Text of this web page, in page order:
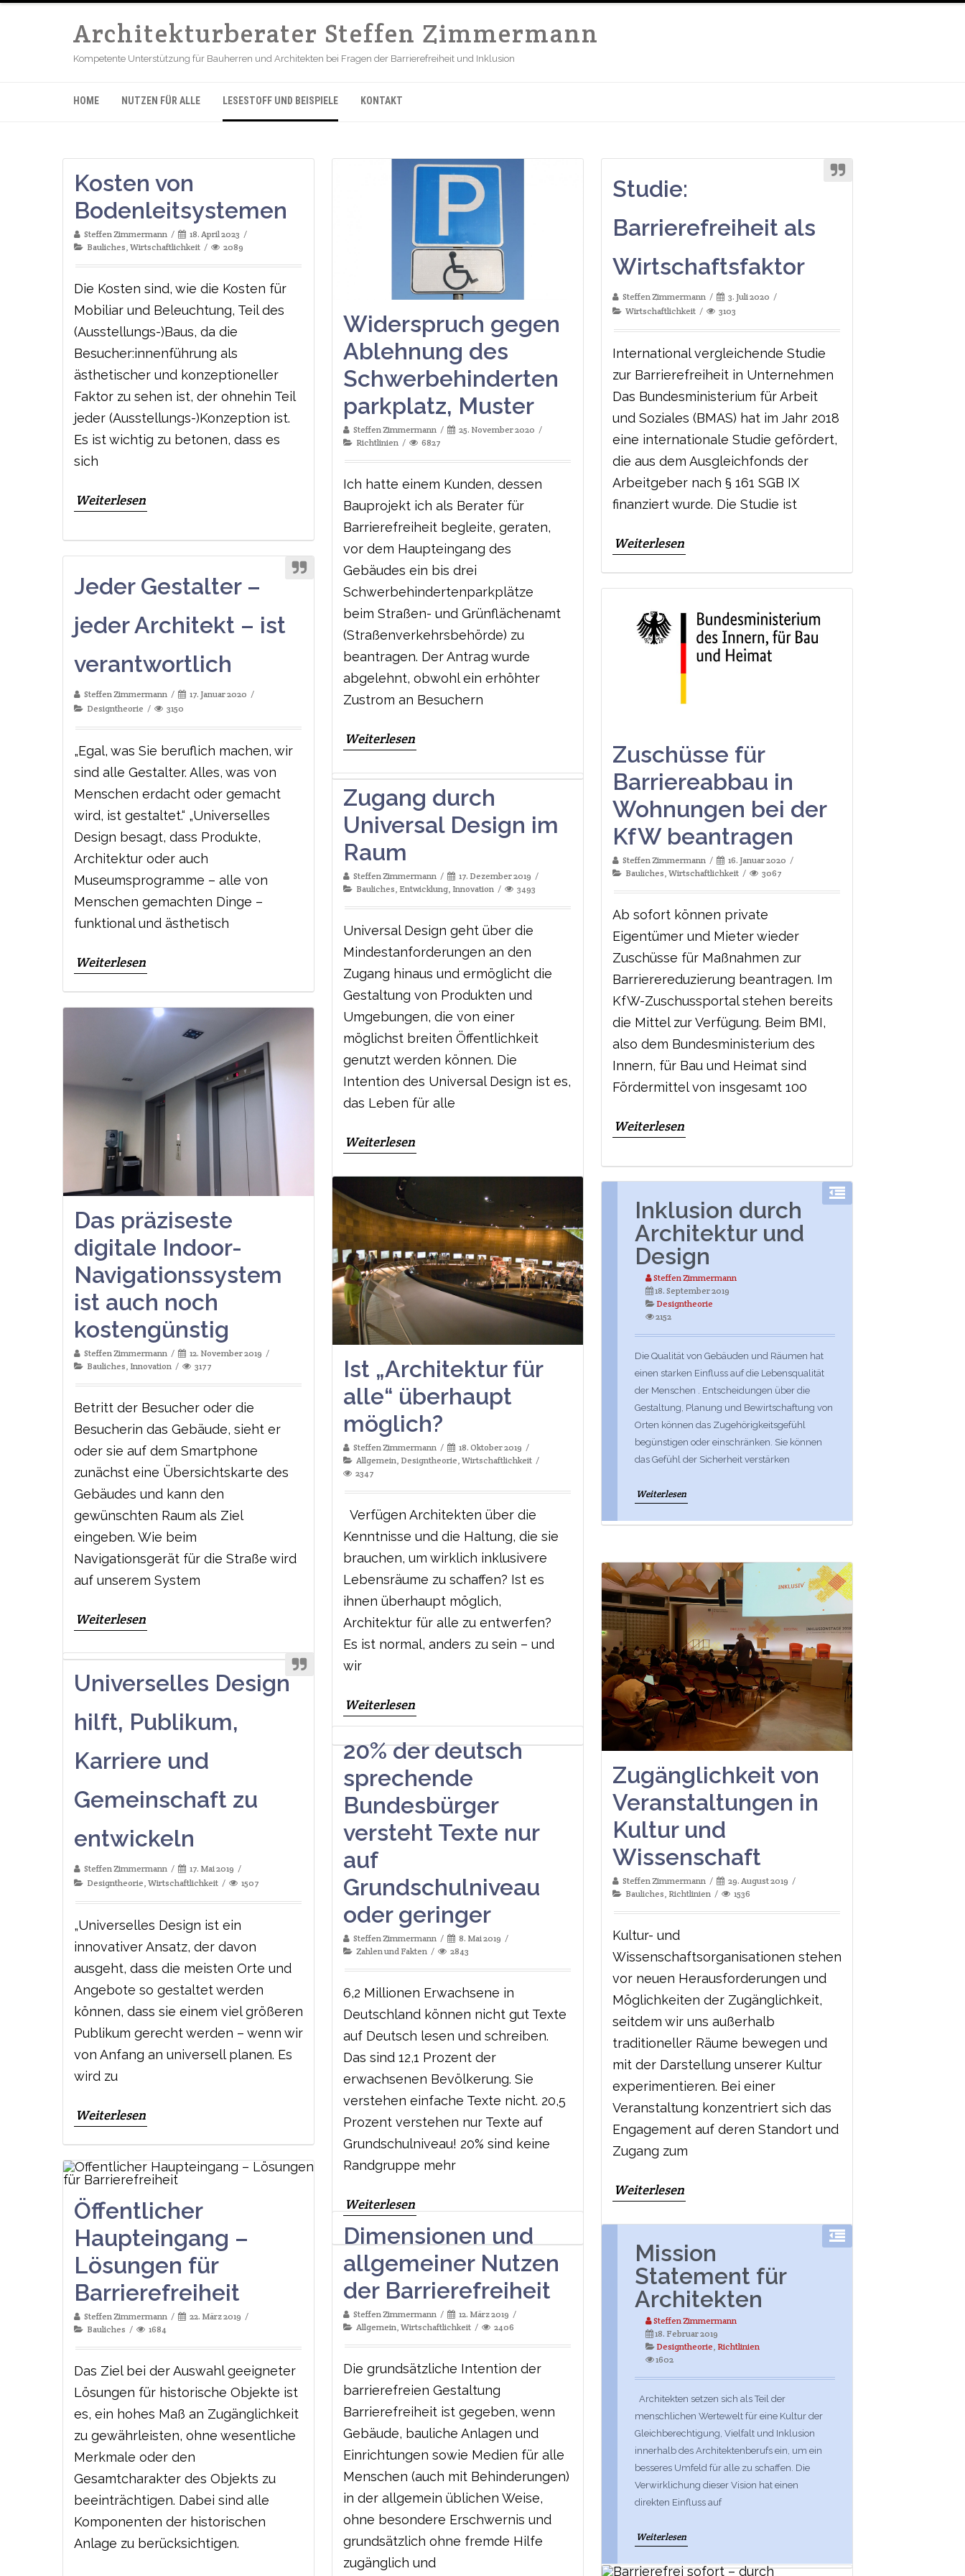
Architekturberater Steffen Zimmermann
Kompetente Unterstützung für Bauherren und Architekten bei Fragen der Barrierefreiheit und Inklusion
HOME NUTZEN FÜR ALLE LESESTOFF UND BEISPIELE KONTAKT
Kosten von
Bodenleitsystemen
Steffen Zimmermann
18. April 2023
Bauliches, Wirtschaftlichkeit 2089
Die Kosten sind, wie die Kosten für
Mobiliar und Beleuchtung, Teil des
(Ausstellungs-)Baus, da die
Besucher:innenführung als
ästhetischer und konzeptioneller
Faktor zu sehen ist, der ohnehin Teil
jeder (Ausstellungs-)Konzeption ist.
Es ist wichtig zu betonen, dass es
sich
Weiterlesen
Widerspruch gegen
Ablehnung des
Schwerbehinderten
parkplatz, Muster
Steffen Zimmermann
25. November 2020
Richtlinien
6827
Ich hatte einem Kunden, dessen
Bauprojekt ich als Berater für
Barrierefreiheit begleite, geraten,
vor dem Haupteingang des
Gebäudes ein bis drei
Schwerbehindertenparkplätze
beim Straßen- und Grünflächenamt
(Straßenverkehrsbehörde) zu
beantragen. Der Antrag wurde
abgelehnt, obwohl ein erhöhter
Zustrom an Besuchern
Weiterlesen
Studie:
Barrierefreiheit als
Wirtschaftsfaktor
Steffen Zimmermann
3. Juli 2020
Wirtschaftlichkeit
3103
International vergleichende Studie
zur Barrierefreiheit in Unternehmen
Das Bundesministerium für Arbeit
und Soziales (BMAS) hat im Jahr 2018
eine internationale Studie gefördert,
die aus dem Ausgleichfonds der
Arbeitgeber nach § 161 SGB IX
finanziert wurde. Die Studie ist
Weiterlesen
Jeder Gestalter –
jeder Architekt – ist
verantwortlich
Steffen Zimmermann
17. Januar 2020
Designtheorie
3150
„Egal, was Sie beruflich machen, wir
sind alle Gestalter. Alles, was von
Menschen erdacht oder gemacht
wird, ist gestaltet.“ „Universelles
Design besagt, dass Produkte,
Architektur oder auch
Museumsprogramme – alle von
Menschen gemachten Dinge –
funktional und ästhetisch
Weiterlesen
Zuschüsse für
Barriereabbau in
Wohnungen bei der
KfW beantragen
Steffen Zimmermann
16. Januar 2020
Bauliches Wirtschaftlichkeit 3067
Ab sofort können private
Eigentümer und Mieter wieder
Zuschüsse für Maßnahmen zur
Barrierereduzierung beantragen. Im
KfW-Zuschussportal stehen bereits
die Mittel zur Verfügung. Beim BMI,
also dem Bundesministerium des
Innern, für Bau und Heimat sind
Fördermittel von insgesamt 100
Weiterlesen
Zugang durch
Universal Design im
Raum
Steffen Zimmermann
17. Dezember 2019
Bauliches, Entwicklung, Innovation 3493
Universal Design geht über die
Mindestanforderungen an den
Zugang hinaus und ermöglicht die
Gestaltung von Produkten und
Umgebungen, die von einer
möglichst breiten Öffentlichkeit
genutzt werden können. Die
Intention des Universal Design ist es,
das Leben für alle
Weiterlesen
Das präziseste
digitale Indoor-
Navigationssystem
ist auch noch
kostengünstig
Steffen Zimmermann
12. November 2019
Bauliches Innovation 3177
Betritt der Besucher oder die
Besucherin das Gebäude, sieht er
oder sie auf dem Smartphone
zunächst eine Übersichtskarte des
Gebäudes und kann den
gewünschten Raum als Ziel
eingeben. Wie beim
Navigationsgerät für die Straße wird
auf unserem System
Weiterlesen
Ist „Architektur für
alle“ überhaupt
möglich?
Steffen Zimmermann
18. Oktober 2019
Allgemein Designtheorie Wirtschaftlichkeit
2347
Verfügen Architekten über die
Kenntnisse und die Haltung, die sie
brauchen, um wirklich inklusivere
Lebensräume zu schaffen? Ist es
ihnen überhaupt möglich,
Architektur für alle zu entwerfen?
Es ist normal, anders zu sein – und
wir
Weiterlesen
Inklusion durch
Architektur und
Design
Steffen Zimmermann
18. September 2019
Designtheorie
2152
Die Qualität von Gebäuden und Räumen hat
einen starken Einfluss auf die Lebensqualität
der Menschen . Entscheidungen über die
Gestaltung, Planung und Bewirtschaftung von
Orten können das Zugehörigkeitsgefühl
begünstigen oder einschränken. Sie können
das Gefühl der Sicherheit verstärken
Weiterlesen
Zugänglichkeit von
Veranstaltungen in
Kultur und
Wissenschaft
Steffen Zimmermann
29. August 2019
Bauliches Richtlinien 1536
Kultur- und
Wissenschaftsorganisationen stehen
vor neuen Herausforderungen und
Möglichkeiten der Zugänglichkeit,
seitdem wir uns außerhalb
traditioneller Räume bewegen und
mit der Darstellung unserer Kultur
experimentieren. Bei einer
Veranstaltung konzentriert sich das
Engagement auf deren Standort und
Zugang zum
Weiterlesen
Universelles Design
hilft, Publikum,
Karriere und
Gemeinschaft zu
entwickeln
Steffen Zimmermann
17. Mai 2019
Designtheorie, Wirtschaftlichkeit 1507
„Universelles Design ist ein
innovativer Ansatz, der davon
ausgeht, dass die meisten Orte und
Angebote so gestaltet werden
können, dass sie einem viel größeren
Publikum gerecht werden – wenn wir
von Anfang an universell planen. Es
wird zu
Weiterlesen
20% der deutsch
sprechende
Bundesbürger
versteht Texte nur
auf
Grundschulniveau
oder geringer
Steffen Zimmermann
8. Mai 2019
Zahlen und Fakten
2843
6,2 Millionen Erwachsene in
Deutschland können nicht gut Texte
auf Deutsch lesen und schreiben.
Das sind 12,1 Prozent der
erwachsenen Bevölkerung. Sie
verstehen einfache Texte nicht. 20,5
Prozent verstehen nur Texte auf
Grundschulniveau! 20% sind keine
Randgruppe mehr
Weiterlesen
Öffentlicher
Haupteingang –
Lösungen für
Barrierefreiheit
Steffen Zimmermann
22. März 2019
Bauliches
1684
Das Ziel bei der Auswahl geeigneter
Lösungen für historische Objekte ist
es, ein hohes Maß an Zugänglichkeit
zu gewährleisten, ohne wesentliche
Merkmale oder den
Gesamtcharakter des Objekts zu
beeinträchtigen. Dabei sind alle
Komponenten der historischen
Anlage zu berücksichtigen.
Dimensionen und
allgemeiner Nutzen
der Barrierefreiheit
Steffen Zimmermann
12. März 2019
Allgemein, Wirtschaftlichkeit 2406
Die grundsätzliche Intention der
barrierefreien Gestaltung
Barrierefreiheit ist gegeben, wenn
Gebäude, bauliche Anlagen und
Einrichtungen sowie Medien für alle
Menschen (auch mit Behinderungen)
in der allgemein üblichen Weise,
ohne besondere Erschwernis und
grundsätzlich ohne fremde Hilfe
zugänglich und
Mission
Statement für
Architekten
Steffen Zimmermann
18. Februar 2019
Designtheorie, Richtlinien
1602
Architekten setzen sich als Teil der
menschlichen Wertewelt für eine Kultur der
Gleichberechtigung, Vielfalt und Inklusion
innerhalb des Architektenberufs ein, um ein
besseres Umfeld für alle zu schaffen. Die
Verwirklichung dieser Vision hat einen
direkten Einfluss auf
Weiterlesen